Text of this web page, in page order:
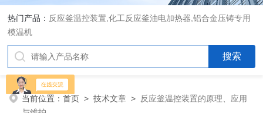
热门产品： 反应釜温控装置,化工反应釜油电加热器,铝合金压铸专用
模温机
当前位置：首页 >技术文章 > 反应釜温控装置的原理、应用